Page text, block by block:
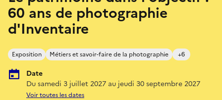
60 ans de photographie
d'Inventaire
Exposition Métiers et savoir-faire de la photographie +6
Date
Du samedi 3 juillet 2027 au jeudi 30 septembre 2027
Voir toutes les dates